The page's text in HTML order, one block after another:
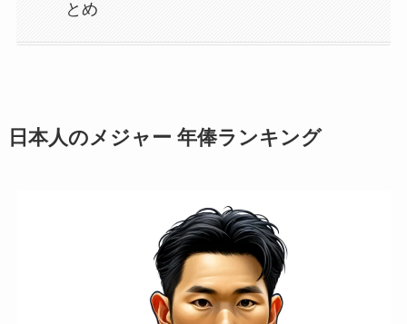
とめ
日本人のメジャー 年俸ランキング